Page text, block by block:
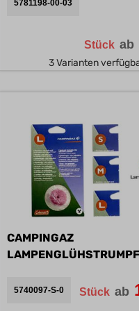
5781198-00-03
Stück ab
3 Varianten
CAMPINGAZ
5740097-S-0 Stück ab